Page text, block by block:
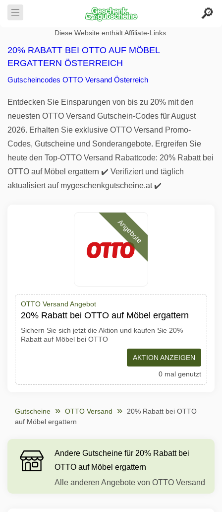
Diese Website enthält Affiliate-Links.
20% RABATT BEI OTTO AUF MÖBEL
ERGATTERN ÖSTERREICH
Gutscheincodes OTTO Versand Österreich
Entdecken Sie Einsparungen von bis zu 20% mit den
neuesten OTTO Versand Gutschein-Codes für August
2026. Erhalten Sie exklusive OTTO Versand Promo-
Codes, Gutscheine und Sonderangebote. Ergreifen Sie
heute den Top-OTTO Versand Rabattcode: 20% Rabatt bei
OTTO auf Möbel ergattern ✔️ Verifiziert und täglich
aktualisiert auf mygeschenkgutscheine.at ✔️
Angebote
OTTO Versand Angebot
20% Rabatt bei OTTO auf Möbel ergattern
Sichern Sie sich jetzt die Aktion und kaufen Sie 20%
Rabatt auf Möbel bei OTTO
AKTION ANZEIGEN
0 mal genutzt
Gutscheine OTTO Versand
20% Rabatt bei OTTO
auf Möbel ergattern
Andere Gutscheine für 20% Rabatt bei
OTTO auf Möbel ergattern
Alle anderen Angebote von OTTO Versand